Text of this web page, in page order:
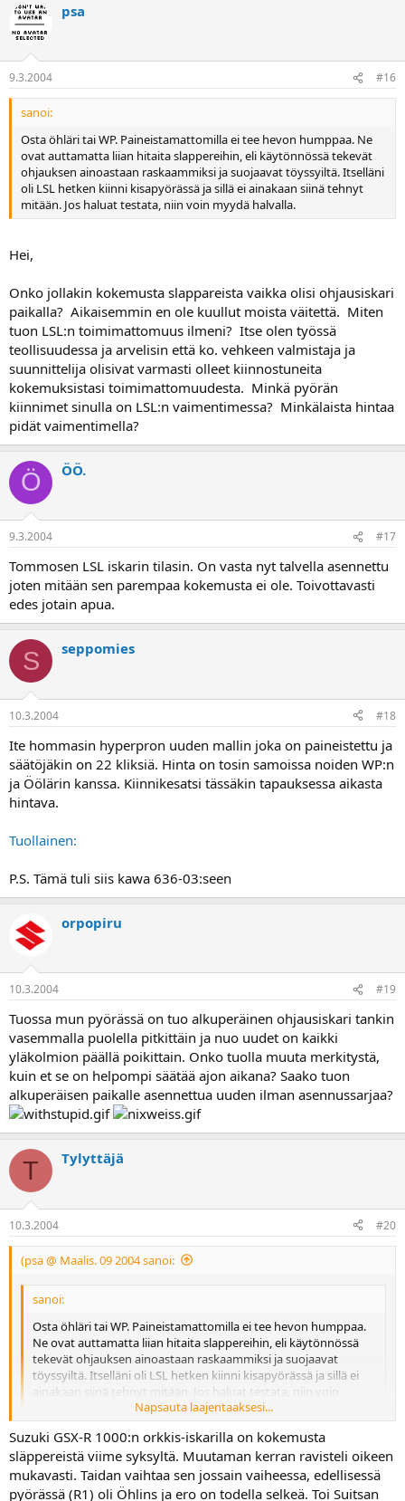
psa
9.3.2004 #16
sanoi:
Osta öhläri tai WP. Paineistamattomilla ei tee hevon humppaa. Ne
ovat auttamatta liian hitaita slappereihin, eli käytönnössä tekevät
ohjauksen ainoastaan raskaammiksi ja suojaavat töyssyiltä. Itselläni
oli LSL hetken kiinni kisapyörässä ja sillä ei ainakaan siinä tehnyt
mitään. Jos haluat testata, niin voin myydä halvalla.
Hei,
Onko jollakin kokemusta slappareista vaikka olisi ohjausiskari
paikalla? Aikaisemmin en ole kuullut moista väitettä. Miten
tuon LSL:n toimimattomuus ilmeni? Itse olen työssä
teollisuudessa ja arvelisin että ko. vehkeen valmistaja ja
suunnittelija olisivat varmasti olleet kiinnostuneita
kokemuksistasi toimimattomuudesta. Minkä pyörän
kiinnimet sinulla on LSL:n vaimentimessa? Minkälaista hintaa
pidät vaimentimella?
Ö ÖÖ.
9.3.2004 #17
Tommosen LSL iskarin tilasin. On vasta nyt talvella asennettu
joten mitään sen parempaa kokemusta ei ole. Toivottavasti
edes jotain apua.
S seppomies
10.3.2004 #18
Ite hommasin hyperpron uuden mallin joka on paineistettu ja
säätöjäkin on 22 kliksiä. Hinta on tosin samoissa noiden WP:n
ja Öölärin kanssa. Kiinnikesatsi tässäkin tapauksessa aikasta
hintava.
Tuollainen:
P.S. Tämä tuli siis kawa 636-03:seen
orpopiru
10.3.2004 #19
Tuossa mun pyörässä on tuo alkuperäinen ohjausiskari tankin
vasemmalla puolella pitkittäin ja nuo uudet on kaikki
yläkolmion päällä poikittain. Onko tuolla muuta merkitystä,
kuin et se on helpompi säätää ajon aikana? Saako tuon
alkuperäisen paikalle asennettua uuden ilman asennussarjaa?
T Tylyttäjä
10.3.2004 #20
(psa @ Maalis. 09 2004 sanoi:
sanoi:
Osta öhläri tai WP. Paineistamattomilla ei tee hevon humppaa.
Ne ovat auttamatta liian hitaita slappereihin, eli käytönnössä
tekevät ohjauksen ainoastaan raskaammiksi ja suojaavat
töyssyiltä. Itselläni oli LSL hetken kiinni kisapyörässä ja sillä ei
ainakaan siinä tehnyt mitään. Jos haluat testata, niin voin
Napsauta laajentaaksesi...
Hei,
Onko jollakin kokemusta slappareista vaikka olisi ohjausiskari
Napsauta laajentaaksesi...
Suzuki GSX-R 1000:n orkkis-iskarilla on kokemusta
släppereistä viime syksyltä. Muutaman kerran ravisteli oikeen
mukavasti. Taidan vaihtaa sen jossain vaiheessa, edellisessä
pyörässä (R1) oli Öhlins ja ero on todella selkeä. Toi Suitsan